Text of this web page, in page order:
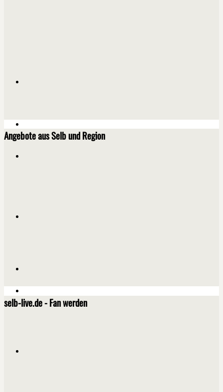
Angebote aus Selb und Region
selb-live.de - Fan werden